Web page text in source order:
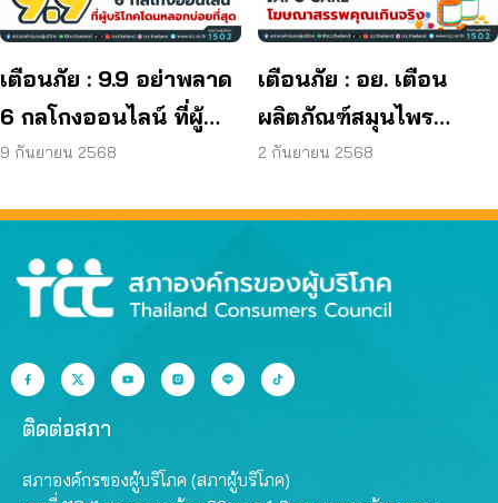
เตือนภัย : 9.9 อย่าพลาด
6 กลโกงออนไลน์ ที่ผู้
บริโภคโดนหลอกบ่อย
9 กันยายน 2568
เตือนภัย : อย. เตือน
ผลิตภัณฑ์สมุนไพร
JAPO CARE โฆษณา
2 กันยายน 2568
ติดต่อสภา
สภาองค์กรของผู้บริโภค (สภาผู้บริโภค)